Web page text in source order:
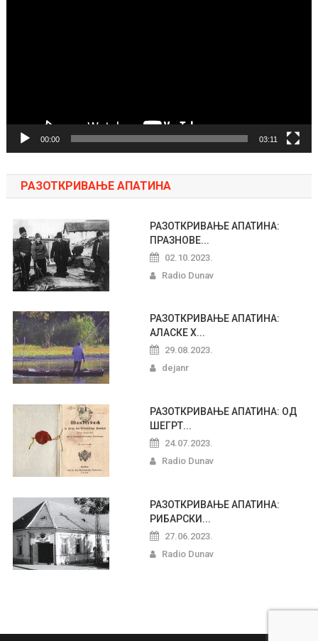
00:00 03:11
РАЗОТКРИВАЊЕ АПАТИНА
РАЗОТКРИВАЊЕ АПАТИНА:
ПРАЗНОВЕ...
02.10.2023.
Radio Dunav
РАЗОТКРИВАЊЕ АПАТИНА:
АЛАСКЕ Х...
29.08.2023.
dejanr
РАЗОТКРИВАЊЕ АПАТИНА: ОД
ШЕГРТ...
24.07.2023.
Radio Dunav
РАЗОТКРИВАЊЕ АПАТИНА:
РИБАРСКИ...
27.06.2023.
Radio Dunav